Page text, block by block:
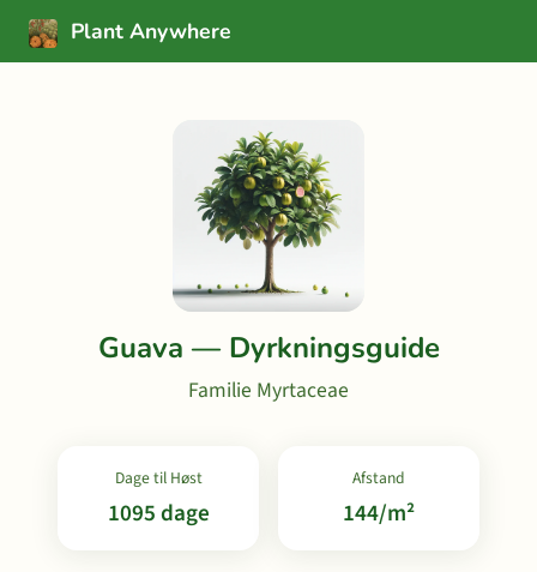
Plant Anywhere
Guava — Dyrkningsguide
Familie Myrtaceae
Dage til Høst
1095 dage
Afstand
144/m²